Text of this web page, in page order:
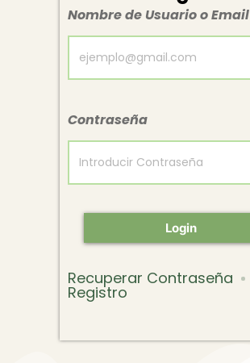
Nombre de Usuario o Email
Contraseña
Login
Recuperar Contraseña
Registro